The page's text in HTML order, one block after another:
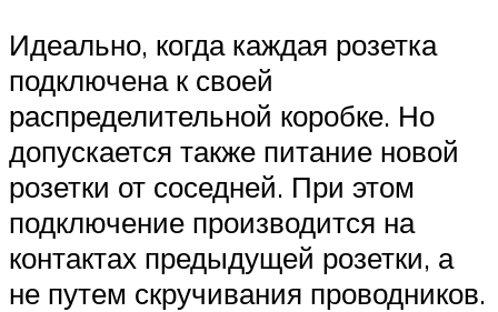
Идеально, когда каждая розетка
подключена к своей
распределительной коробке. Но
допускается также питание новой
розетки от соседней. При этом
подключение производится на
контактах предыдущей розетки, а
не путем скручивания проводников.